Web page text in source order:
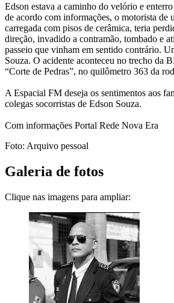
Edson estava a caminho do velório e
de acordo com informações, o motorista de
carregada com pisos de cerâmica, teria
direção, invadido a contramão, tombado e
passeio que vinham em sentido contrário.
Souza. O acidente aconteceu no trecho da
“Corte de Pedras”, no quilômetro 363 da
A Espacial FM deseja os sentimentos aos
colegas socorristas de Edson Souza.
Com informações Portal Rede Nova Era
Foto: Arquivo pessoal
Galeria de fotos
Clique nas imagens para ampliar: